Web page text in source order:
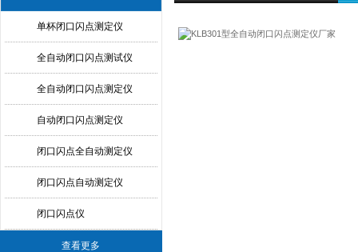
单杯闭口闪点测定仪
全自动闭口闪点测试仪
全自动闭口闪点测定仪
自动闭口闪点测定仪
闭口闪点全自动测定仪
闭口闪点自动测定仪
闭口闪点仪
查看更多